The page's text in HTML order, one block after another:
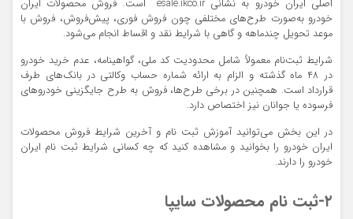
اصلی ایران خودرو به نشانی esale.ikco.ir
است. فروش‌ محصولات ایران
خودرو به‌صورت طرح‌های مختلفی چون فروش فوری، پیش‌فروش، فروش با
موعد تحویل چندماهه و گاهی با شرایط نقد و اقساط انجام می‌شود.
شرایط ثبت‌نام معمولاً شامل محدودیت کد ملی،گواهینامه، عدم خرید خودرو
در ۴۸ ماه
گذشته و الزام به ارائه شماره حساب وکالتی در بانک‌های طرف
قرارداد است. همچنین در برخی طرح‌ها، فروش به طرح جایگزینی خودروهای
فرسوده یا جوانان نیز اختصاص دارد.
در این بخش می‌توانید آموزش ثبت نام و آخرین شرایط فروش محصولات
ایران خودرو را بخوانید و مشاهده کنید که چه کسانی شرایط ثبت نام ایران
خودرو را دارند.
۲-ثبت نام محصولات سایپا